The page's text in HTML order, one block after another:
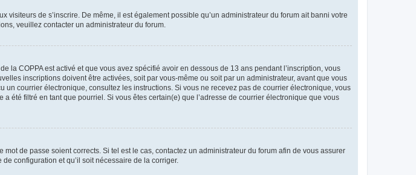
de s’inscrire. De même, il est également possible qu’un administrateur du forum ait banni votre
veuillez contacter un administrateur du forum.
la COPPA est activé et que vous avez spécifié avoir en dessous de 13 ans pendant l’inscription, vous
inscriptions doivent être activées, soit par vous-même ou soit par un administrateur, avant que vous
courrier électronique, consultez les instructions. Si vous ne recevez pas de courrier électronique, vous
filtré en tant que pourriel. Si vous êtes certain(e) que l’adresse de courrier électronique que vous
de passe soient corrects. Si tel est le cas, contactez un administrateur du forum afin de vous assurer
configuration et qu’il soit nécessaire de la corriger.